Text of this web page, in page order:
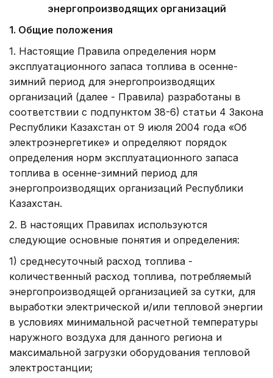
энергопроизводящих организаций
1. Общие положения
1. Настоящие Правила определения норм
эксплуатационного запаса топлива в осенне-
зимний период для энергопроизводящих
организаций (далее - Правила) разработаны в
соответствии с подпунктом 38-6) статьи 4 Закона
Республики Казахстан от 9 июля 2004 года «Об
электроэнергетике» и определяют порядок
определения норм эксплуатационного запаса
топлива в осенне-зимний период для
энергопроизводящих организаций Республики
Казахстан.
2. В настоящих Правилах используются
следующие основные понятия и определения:
1) среднесуточный расход топлива -
количественный расход топлива, потребляемый
энергопроизводящей организацией за сутки, для
выработки электрической и/или тепловой энергии
в условиях минимальной расчетной температуры
наружного воздуха для данного региона и
максимальной загрузки оборудования тепловой
электростанции;